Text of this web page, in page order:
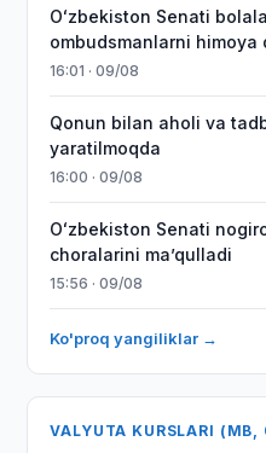
Oʻzbekiston Senati
ombudsmanlarni
16:01 · 09/08
Qonun bilan aholi va
yaratilmoqda
16:00 · 09/08
Oʻzbekiston Senati
choralarini maʼqulladi
15:56 · 09/08
Ko'proq yangiliklar →
VALYUTA KURSLARI